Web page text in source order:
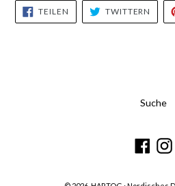
TEILEN
FACEBOOK
TEILEN
TWITTERN
Suche